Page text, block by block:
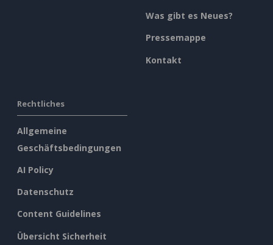
Was gibt es Neues?
Pressemappe
Kontakt
Rechtliches
Allgemeine
Geschäftsbedingungen
AI Policy
Datenschutz
Content Guidelines
Übersicht Sicherheit